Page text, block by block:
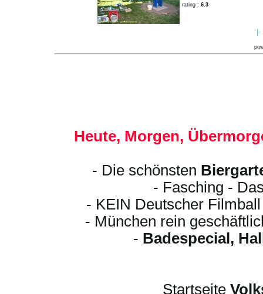
rating : 6.3
Heute, Morgen,
- Die schönsten
- Fasching -
- KEIN Deutscher
- München rein
- Badespecial,
Startseite